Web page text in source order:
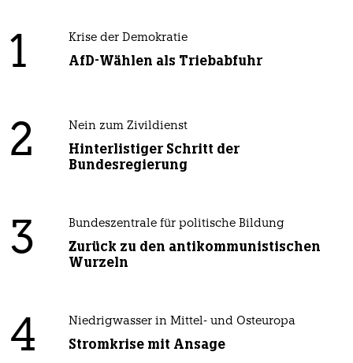
1 Krise der Demokratie
AfD-Wählen als Triebabfuhr
2 Nein zum Zivildienst
Hinterlistiger Schritt der
Bundesregierung
3 Bundeszentrale für politische Bildung
Zurück zu den antikommunistischen
Wurzeln
4 Niedrigwasser in Mittel- und Osteuropa
Stromkrise mit Ansage